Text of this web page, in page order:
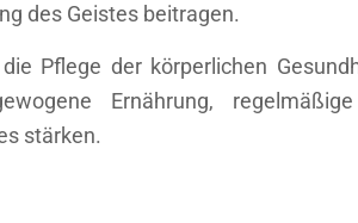
des Geistes beitragen.
Pflege der körperlichen
Ernährung,
stärken.